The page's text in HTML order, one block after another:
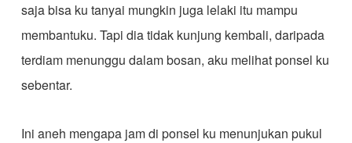
saja bisa ku tanyai mungkin juga lelaki itu mampu
membantuku. Tapi dia tidak kunjung kembali, daripada
terdiam menunggu dalam bosan, aku melihat ponsel ku
sebentar.
Ini aneh mengapa jam di ponsel ku menunjukan pukul